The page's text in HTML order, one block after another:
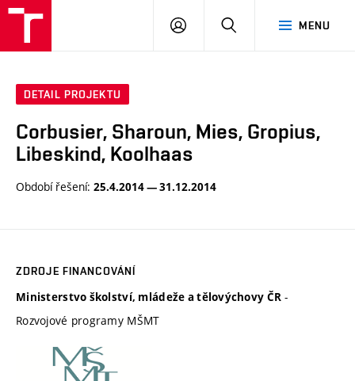
MENU
PŘIHLÁSIT
DETAIL PROJEKTU
Corbusier, Sharoun, Mies, Gropius,
Libeskind, Koolhaas
Období řešení: 25.4.2014 — 31.12.2014
ZDROJE FINANCOVÁNÍ
Ministerstvo školství, mládeže a tělovýchovy ČR -
Rozvojové programy MŠMT